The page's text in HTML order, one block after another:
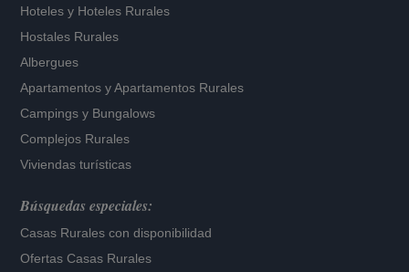
Hoteles y Hoteles Rurales
Hostales Rurales
Albergues
Apartamentos yApartamentos Rurales
Campings y Bungalows
Complejos Rurales
Viviendas turísticas
Búsquedas especiales:
Casas Rurales con disponibilidad
Ofertas Casas Rurales